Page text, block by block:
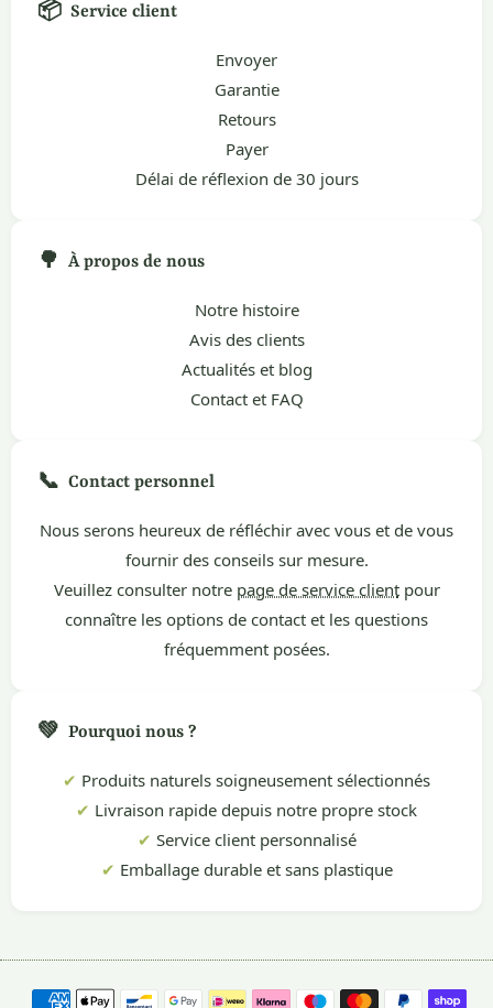
📦 Service client
Envoyer
Garantie
Retours
Payer
Délai de réflexion de 30 jours
🌳 À propos de nous
Notre histoire
Avis des clients
Actualités et blog
Contact et FAQ
📞 Contact personnel
Nous serons heureux de réfléchir avec vous et de vous
fournir des conseils sur mesure.
Veuillez consulter notre page de service clientpour
connaître les options de contact et les questions
fréquemment posées.
💚 Pourquoi nous ?
✔ Produits naturels soigneusement sélectionnés
✔ Livraison rapide depuis notre propre stock
✔ Service client personnalisé
✔ Emballage durable et sans plastique